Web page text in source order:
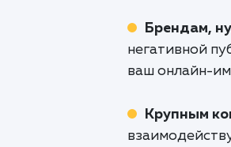
Брендам,
негативной
ваш онлайн-
Крупным